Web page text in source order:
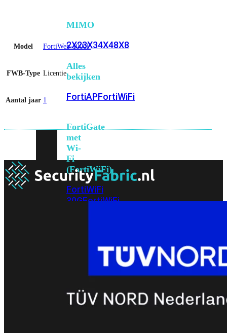
MIMO
2X23X34X48X8
Alles
bekijken
FortiAPFortiWiFi
FortiGate
met
Wi-
Fi
(FortiWiFi)
FortiWiFi
30GFortiWiFi
FortiWiFi
FortiWiFi
70GFortiWiFi
71GFortiWiFi
Model FortiWeb-1000F
FWB-Type Licentie
Aantal jaar 1